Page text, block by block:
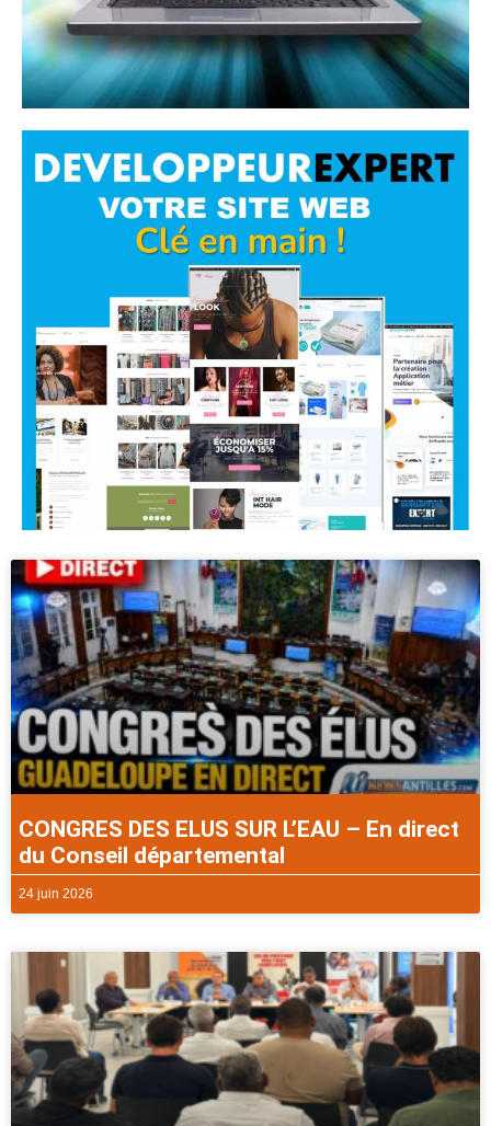
CONGRES DES ELUS SUR L’EAU – En direct
du Conseil départemental
24 juin 2026